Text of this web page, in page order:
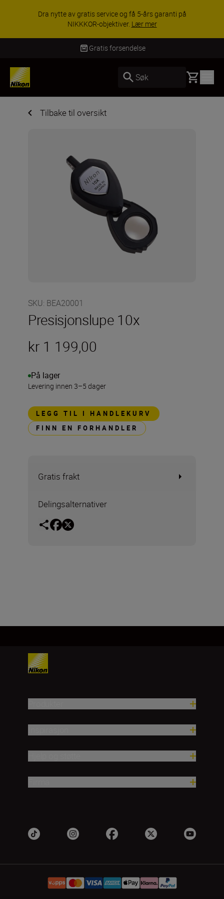
Dra nytte av gratis service og få 5-års garanti på
NIKKKOR-objektiver. Lær mer
Gratis forsendelse
Søk Basket
Tilbake til oversikt
SKU: BEA20001
Presisjonslupe 10x
kr 1 199,00
På lager
Levering innen 3–5 dager
LEGG TIL I HANDLEKURV
FINN EN FORHANDLER
Gratis frakt
Delingsalternativer